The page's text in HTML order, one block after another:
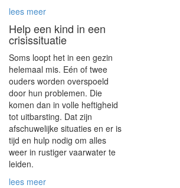
lees meer
Help een kind in een
crisissituatie
Soms loopt het in een gezin
helemaal mis. Eén of twee
ouders worden overspoeld
door hun problemen. Die
komen dan in volle heftigheid
tot uitbarsting. Dat zijn
afschuwelijke situaties en er is
tijd en hulp nodig om alles
weer in rustiger vaarwater te
leiden.
lees meer